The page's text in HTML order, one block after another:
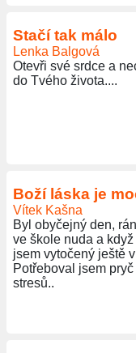
Stačí tak málo
Lenka Balgová
Otevři své srdce a
do Tvého života....
Boží láska je
Vítek Kašna
Byl obyčejný den,
ve škole nuda a
jsem vytočený ještě
Potřeboval jsem
stresů..